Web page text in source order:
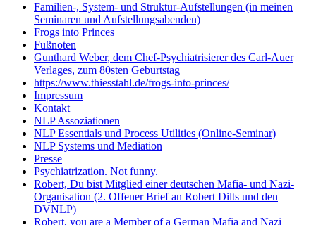
Familien-, System- und Struktur-Aufstellungen (in meinen
Seminaren und Aufstellungsabenden)
Frogs into Princes
Fußnoten
Gunthard Weber, dem Chef-Psychiatrisierer des Carl-Auer
Verlages, zum 80sten Geburtstag
https://www.thiesstahl.de/frogs-into-princes/
Impressum
Kontakt
NLP Assoziationen
NLP Essentials und Process Utilities (Online-Seminar)
NLP Systems und Mediation
Presse
Psychiatrization. Not funny.
Robert, Du bist Mitglied einer deutschen Mafia- und Nazi-
Organisation (2. Offener Brief an Robert Dilts und den
DVNLP)
Robert, you are a Member of a German Mafia and Nazi